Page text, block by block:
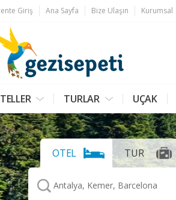
Giriş Ana Sayfa Bize Ulaşın Kurumsal
TURLAR UÇAK
OTEL TUR
Antalya, Kemer, Barcelona